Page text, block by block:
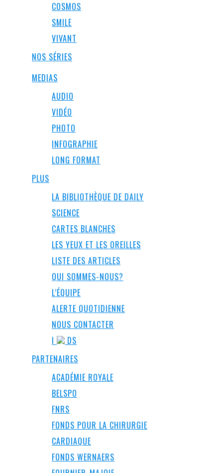
COSMOS
SMILE
VIVANT
NOS SÉRIES
MEDIAS
AUDIO
VIDÉO
PHOTO
INFOGRAPHIE
LONG FORMAT
PLUS
LA BIBLIOTHÈQUE DE DAILY
SCIENCE
CARTES BLANCHES
LES YEUX ET LES OREILLES
LISTE DES ARTICLES
QUI SOMMES-NOUS?
L’ÉQUIPE
ALERTE QUOTIDIENNE
NOUS CONTACTER
I
DS
PARTENAIRES
ACADÉMIE ROYALE
BELSPO
FNRS
FONDS POUR LA CHIRURGIE
CARDIAQUE
FONDS WERNAERS